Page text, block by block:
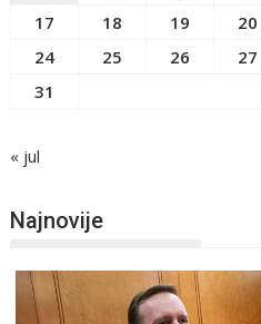
17
18 19 20
24
25 26 27
31
« jul
Najnovije